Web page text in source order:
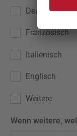
Deutsch
Französisch
Italienisch
Englisch
Weitere
Wenn weitere,